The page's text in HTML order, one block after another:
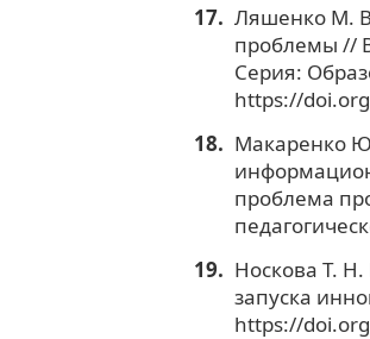
Ляшенко М.
проблемы //
Серия:
https://
Макаренко
проблема
Носкова Т.
запуска
https://